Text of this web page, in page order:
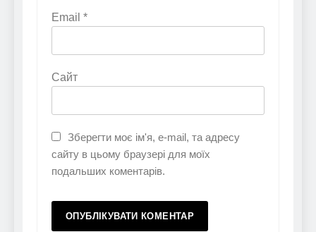
Email *
Сайт
Зберегти моє ім'я, e-mail, та адресу
сайту в цьому браузері для моїх
подальших коментарів.